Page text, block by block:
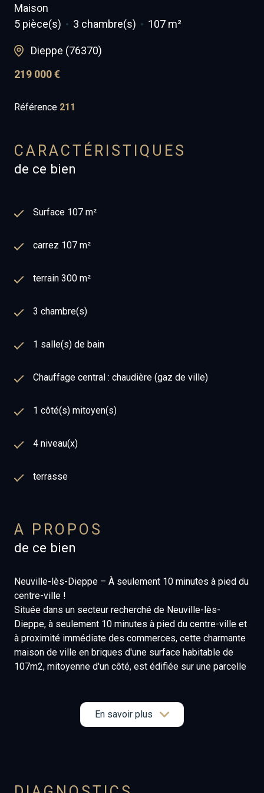
Maison
5 pièce(s)
3 chambre(s) 107 m²
Dieppe (76370)
219 000 €
Référence 211
CARACTÉRISTIQUES
de ce bien
Surface 107 m²
carrez 107 m²
terrain 300 m²
3 chambre(s)
1 salle(s) de bain
Chauffage central : chaudière (gaz de ville)
1 côté(s) mitoyen(s)
4 niveau(x)
terrasse
A PROPOS
de ce bien
Neuville-lès-Dieppe – À seulement 10 minutes à pied du
centre-ville !
Située dans un secteur recherché de Neuville-lès-
Dieppe, à seulement 10 minutes à pied du centre-ville et
à proximité immédiate des commerces, cette charmante
maison de ville en briques d'une surface habitable de
107m2, mitoyenne d'un côté, est édifiée sur une parcelle
lumineux avec une cuisine aménagée et équipée. Le
premier étage offre deux chambres, une salle de bains et
En savoir plus